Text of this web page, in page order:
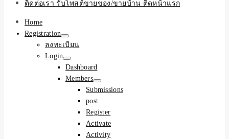
ติดต่อเรา รับโพสต์ขายของ/ขายบ้าน ติดหน้าแรก
Home
Registration
ลงทะเบียน
Login
Dashboard
Members
Submissions
post
Register
Activate
Activity